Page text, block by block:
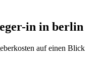
in in berlin
auf einen Blick